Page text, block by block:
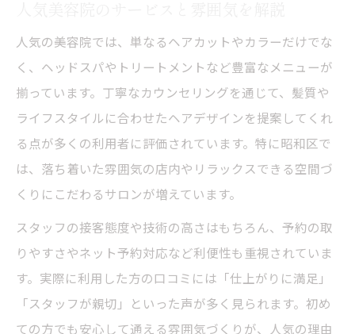
人気の美容院では、単なるヘアカットやカラーだけでな
く、ヘッドスパやトリートメントなど豊富なメニューが
揃っています。丁寧なカウンセリングを通じて、髪質や
ライフスタイルに合わせたヘアデザインを提案してくれ
る点が多くの利用者に評価されています。特に昭和区で
は、落ち着いた雰囲気の店内やリラックスできる空間づ
くりにこだわるサロンが増えています。
スタッフの接客態度や技術の高さはもちろん、予約の取
りやすさやネット予約対応など利便性も重視されていま
す。実際に利用した方の口コミには「仕上がりに満足」
「スタッフが親切」といった声が多く見られます。初め
ての方でも安心して通える雰囲気づくりが、人気の理由